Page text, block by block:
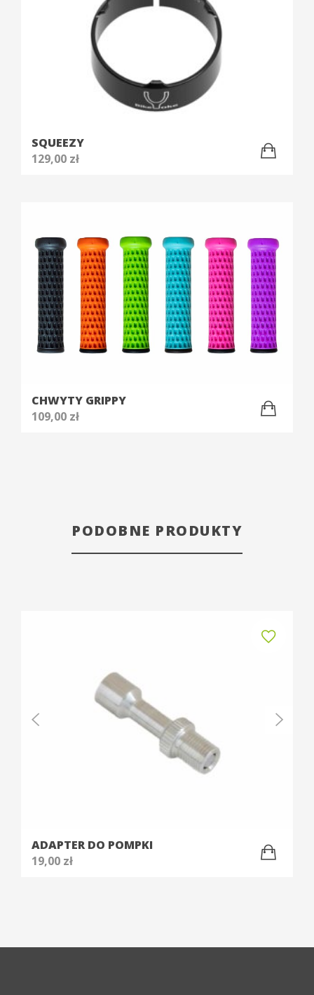
SQUEEZY
129,00 zł
CHWYTY GRIPPY
109,00 zł
PODOBNE PRODUKTY
ADAPTER DO POMPKI
19,00 zł